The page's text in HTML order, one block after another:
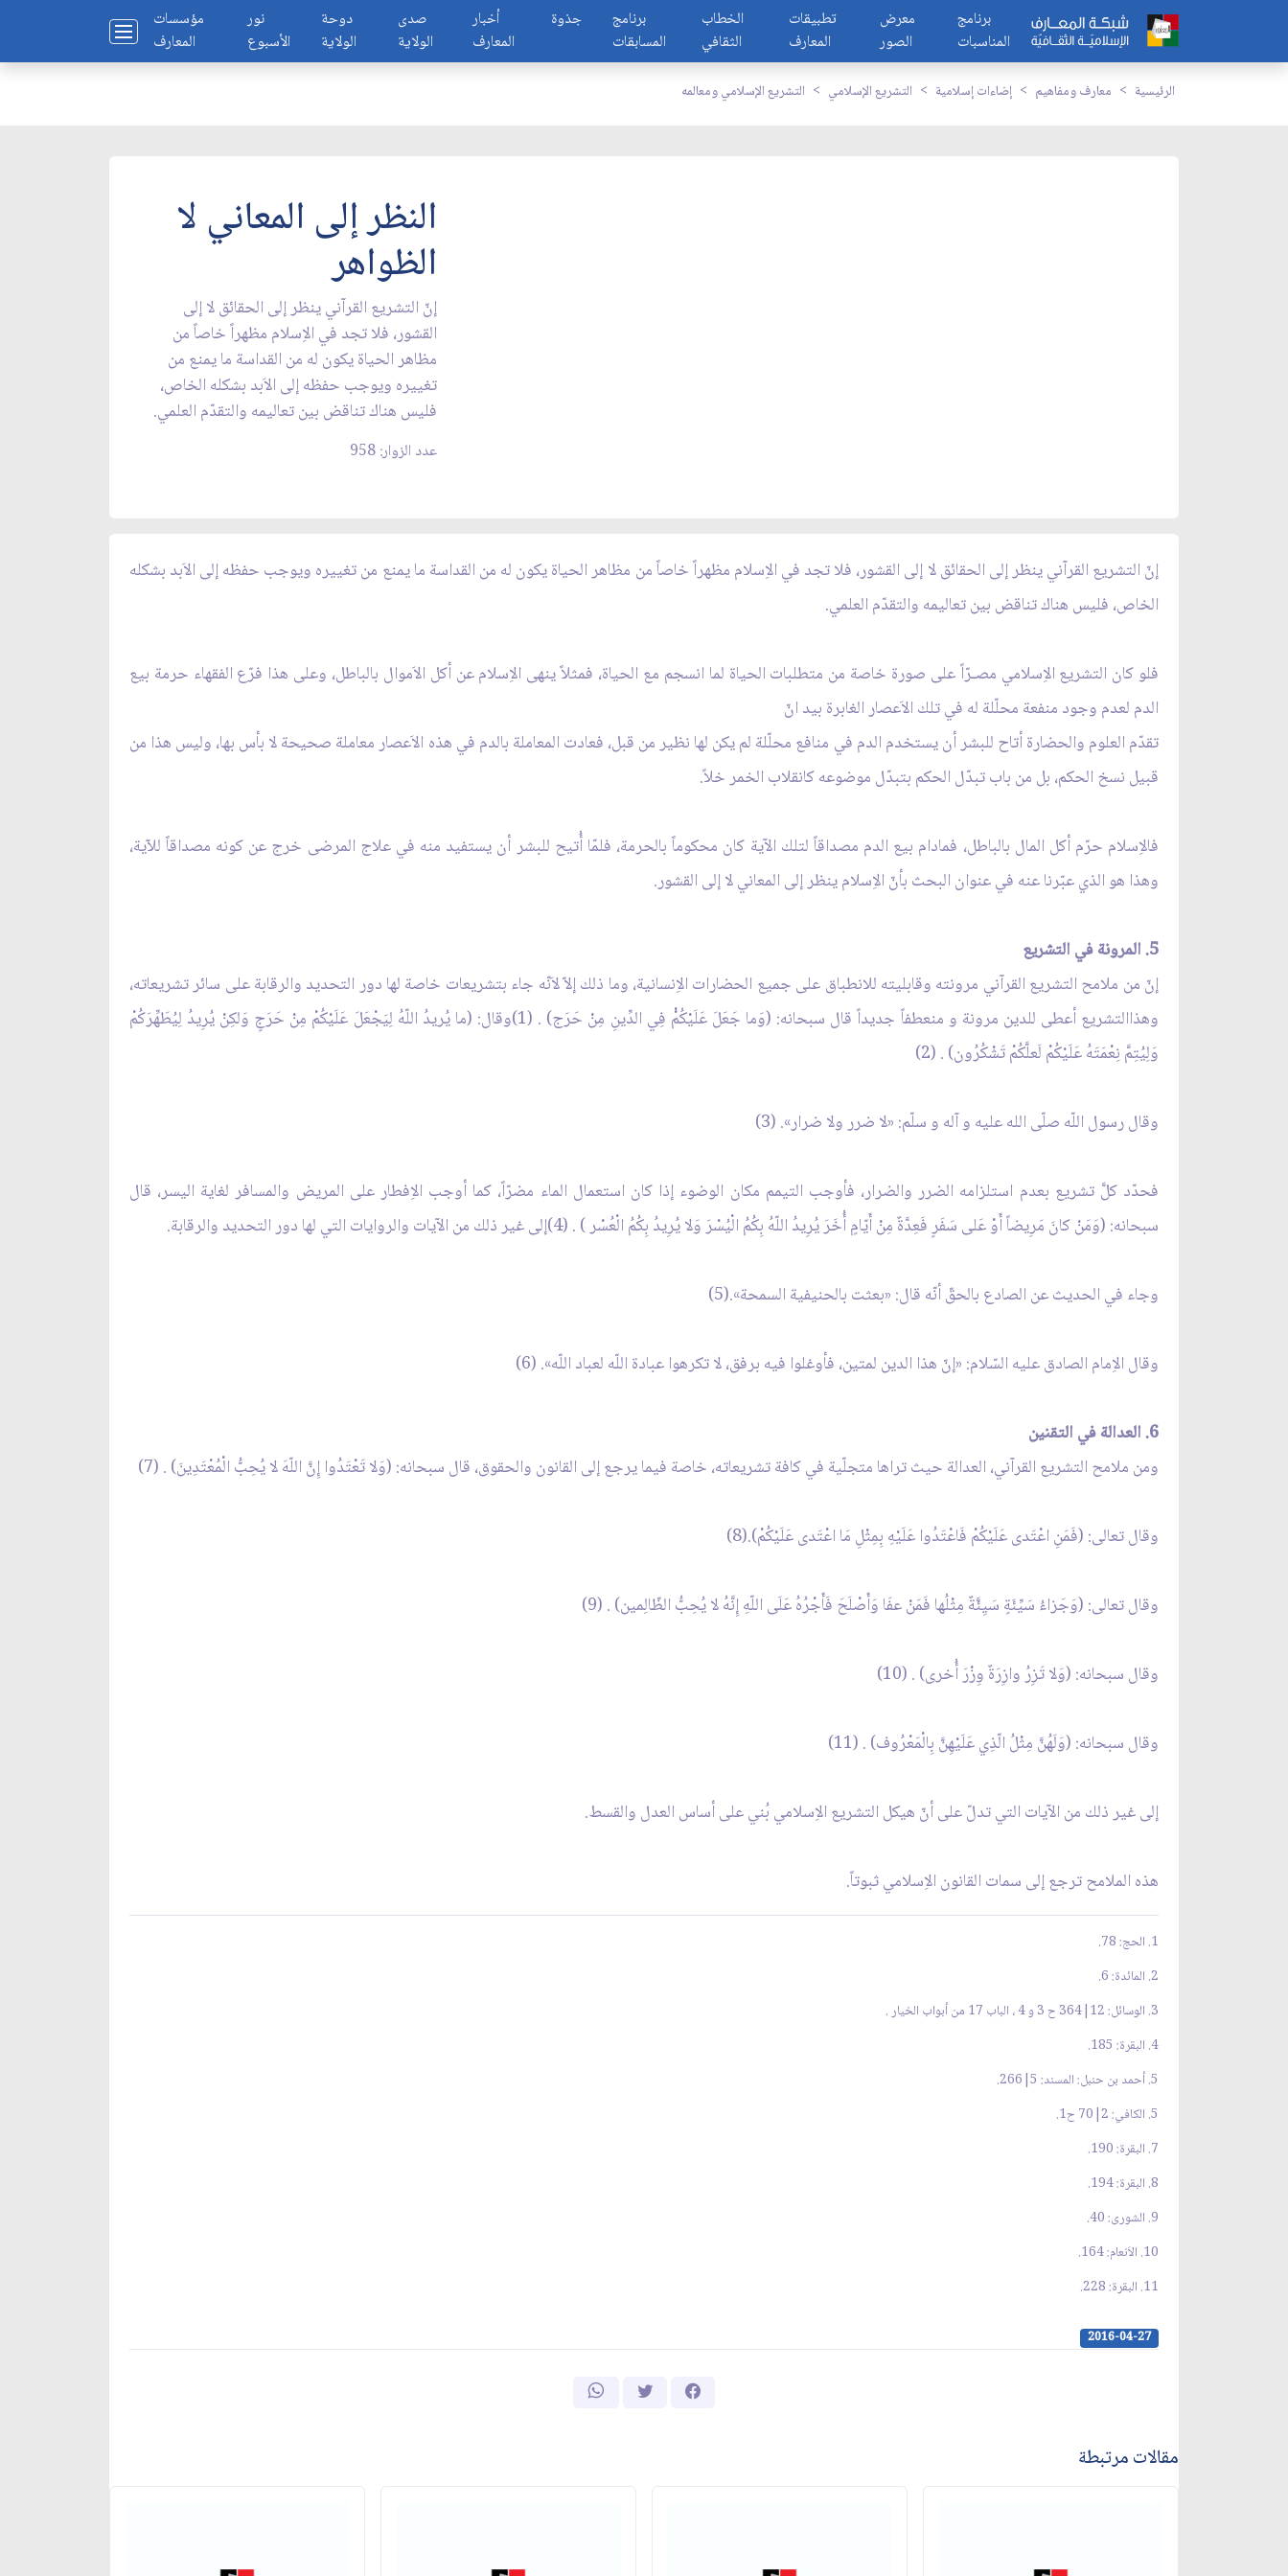
مؤسسات
المعارف
نور
الأسبوع
دوحة
الولاية
صدى
الولاية
أخبار
المعارف
جذوة
برنامج
المسابقات
الخطاب
الثقافي
تطبيقات
المعارف
معرض
الصور
برنامج
المناسبات
الرئيسية معارف ومفاهيم إضاءات إسلامية التشريع الإسلامي التشريع الإسلامي ومعالمه
النظر إلى المعاني لا
الظواهر
إنّ التشريع القرآني ينظر إلى الحقائق لا إلى
القشور، فلا تجد في الاِسلام مظهراً خاصاً من
مظاهر الحياة يكون له من القداسة ما يمنع من
تغييره ويوجب حفظه إلى الاَبد بشكله الخاص،
فليس هناك تناقض بين تعاليمه والتقدّم العلمي.
عدد الزوار: 958
إنّ التشريع القرآني ينظر إلى الحقائق لا إلى القشور، فلا تجد في الاِسلام مظهراً خاصاً من مظاهر الحياة يكون له من القداسة ما يمنع من تغييره ويوجب حفظه إلى الاَبد بشكله
الخاص، فليس هناك تناقض بين تعاليمه والتقدّم العلمي.
فلو كان التشريع الاِسلامي مصـرّاً على صورة خاصة من متطلبات الحياة لما انسجم مع الحياة، فمثلاً ينهى الاِسلام عن أكل الاَموال بالباطل، وعلى هذا فرّع الفقهاء حرمة بيع
الدم لعدم وجود منفعة محلّلة له في تلك الاَعصار الغابرة بيد انّ
تقدّم العلوم والحضارة أتاح للبشر أن يستخدم الدم في منافع محلّلة لم يكن لها نظير من قبل، فعادت المعاملة بالدم في هذه الاَعصار معاملة صحيحة لا بأس بها، وليس هذا من
قبيل نسخ الحكم، بل من باب تبدّل الحكم بتبدّل موضوعه كانقلاب الخمر خلاً.
فالاِسلام حرّم أكل المال بالباطل، فمادام بيع الدم مصداقاً لتلك الآية كان محكوماً بالحرمة، فلمّا أُتيح للبشر أن يستفيد منه في علاج المرضى خرج عن كونه مصداقاً للآية،
وهذا هو الذي عبّرنا عنه في عنوان البحث بأنّ الاِسلام ينظر إلى المعاني لا إلى القشور.
5. المرونة في التشريع
إنّ من ملامح التشريع القرآني مرونته وقابليته للانطباق على جميع الحضارات الاِنسانية، وما ذلك إلاّ لاَنّه جاء بتشريعات خاصة لها دور التحديد والرقابة على سائر تشريعاته،
وهذاالتشريع أعطى للدين مرونة و منعطفاً جديداً قال سبحانه: (وَما جَعَلَ عَلَيْكُمْْ فِي الدِّينِ مِنْ حَرَج) . (1)وقال: (ما يُريدُ اللّهُ لِيَجْعَلَ عَلَيْكُمْ مِنْ حَرَجٍ وَلكِنْ يُرِيدُ لِيُطَهِّرَكُمْ
وَلِيُتِمَّ نِعْمَتَهُ عَلَيْكُمْ لَعلَّكُمْ تَشْكُرُون) . (2)
وقال رسول اللّه صلّى الله عليه و آله و سلّم: «لا ضرر ولا ضرار». (3)
فحدّد كلَّ تشريع بعدم استلزامه الضرر والضرار، فأوجب التيمم مكان الوضوء إذا كان استعمال الماء مضرّاً، كما أوجب الاِفطار على المريض والمسافر لغاية اليسر، قال
سبحانه: (وَمَنْ كانَ مَرِيضاً أَوْ عَلى سَفَرٍ فَعِدَّةٌ مِنْ أَيّامٍ أُخَرَ يُرِيدُ اللّهُ بِكُمُ الْيُسْرَ وَلا يُرِيدُ بِكُمُ الْعُسْر ) . (4)إلى غير ذلك من الآيات والروايات التي لها دور التحديد والرقابة.
وجاء في الحديث عن الصادع بالحقّ أنّه قال: «بعثت بالحنيفية السمحة».(5)
وقال الاِمام الصادق عليه السّلام: «إنّ هذا الدين لمتين، فأوغلوا فيه برفق، لا تكرهوا عبادة اللّه لعباد اللّه». (6)
6. العدالة في التقنين
ومن ملامح التشريع القرآني، العدالة حيث تراها متجلّية في كافة تشريعاته، خاصة فيما يرجع إلى القانون والحقوق، قال سبحانه: (وَلا تَعْتَدُوا إِنَّ اللّهَ لا يُحِبُّ الْمُعْتَدِينَ) . (7)
وقال تعالى: (فَمَنِ اعْتَدى عَلَيْكُمْ فَاعْتَدُوا عَلَيْهِ بِمِثْلِ مَا اعْتَدى عَلَيْكُمْ).(8)
وقال تعالى: (وَجَزاءُ سَيِّئَةٍ سَيِئَّةٌ مِثْلُها فَمَنْ عفَا وَأَصْلَحَ فَأَجْرُهُ عَلَى اللّهِ إِنَّهُ لا يُحِبُّ الظّالِمين) . (9)
وقال سبحانه: (وَلا تَزِرُ وازِرَةٌ وِزْرَ أُخرى) . (10)
وقال سبحانه: (وَلَهُنَّ مِثْلُ الّذِي عَلَيْهِنَّ بِالْمَعْرُوف) . (11)
إلى غير ذلك من الآيات التي تدلّ على أنّ هيكل التشريع الاِسلامي بُني على أساس العدل والقسط.
هذه الملامح ترجع إلى سمات القانون الاِسلامي ثبوتاً.
1. الحج: 78.
2. المائدة: 6.
3. الوسائل: 12|364 ح 3 و 4 ، الباب 17 من أبواب الخيار .
4. البقرة: 185.
5. أحمد بن حنبل: المسند: 5|266.
5. الكافي: 2|70 ح1.
7. البقرة: 190.
8. البقرة: 194.
9. الشورى: 40.
10. الاَنعام: 164.
11. البقرة: 228.
2016-04-27
مقالات مرتبطة